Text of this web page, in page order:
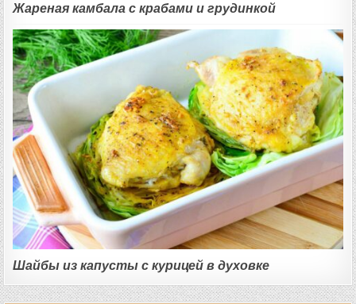
Жареная камбала с крабами и грудинкой
Шайбы из капусты с курицей в духовке